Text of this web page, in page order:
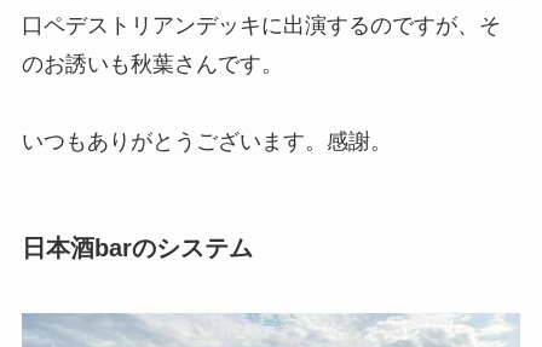
口ペデストリアンデッキに出演するのですが、そ
のお誘いも秋葉さんです。
いつもありがとうございます。感謝。
日本酒barのシステム